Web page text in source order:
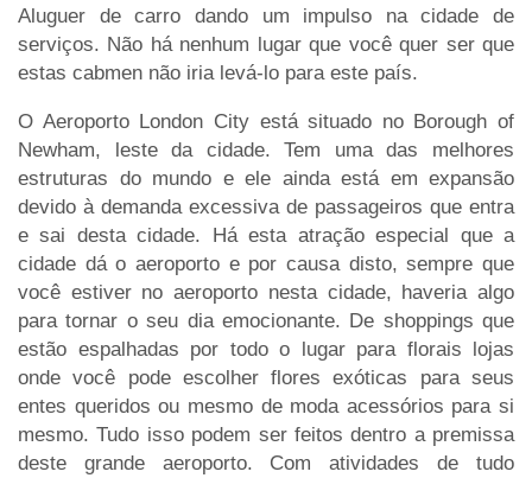
Aluguer de carro dando um impulso na cidade de
serviços. Não há nenhum lugar que você quer ser que
estas cabmen não iria levá-lo para este país.
O Aeroporto London City está situado no Borough of
Newham, leste da cidade. Tem uma das melhores
estruturas do mundo e ele ainda está em expansão
devido à demanda excessiva de passageiros que entra
e sai desta cidade. Há esta atração especial que a
cidade dá o aeroporto e por causa disto, sempre que
você estiver no aeroporto nesta cidade, haveria algo
para tornar o seu dia emocionante. De shoppings que
estão espalhadas por todo o lugar para florais lojas
onde você pode escolher flores exóticas para seus
entes queridos ou mesmo de moda acessórios para si
mesmo. Tudo isso podem ser feitos dentro a premissa
deste grande aeroporto. Com atividades de tudo